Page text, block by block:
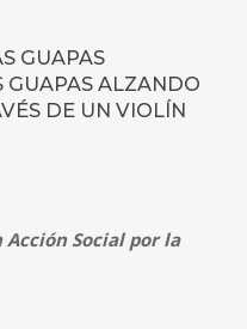
GUAPAS
GUAPAS ALZANDO
DE UN VIOLÍN
Acción Social por la